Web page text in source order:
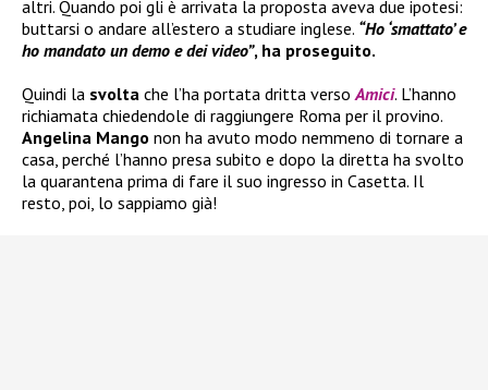
altri. Quando poi gli è arrivata la proposta aveva due ipotesi:
buttarsi o andare all’estero a studiare inglese. “Ho ‘smattato’ e
ho mandato un demo e dei video”, ha proseguito.
Quindi la svolta che l’ha portata dritta versoAmici. L’hanno
richiamata chiedendole di raggiungere Roma per il provino.
Angelina Mango non ha avuto modo nemmeno di tornare a
casa, perché l’hanno presa subito e dopo la diretta ha svolto
la quarantena prima di fare il suo ingresso in Casetta. Il
resto, poi, lo sappiamo già!